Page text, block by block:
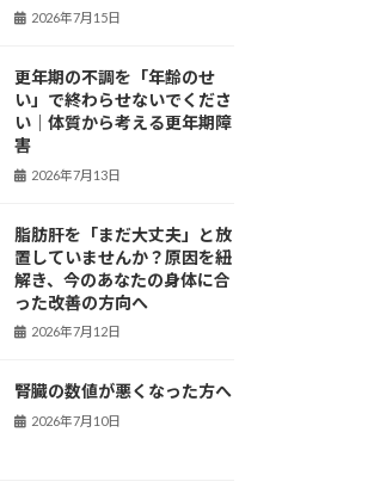
2026年7月15日
更年期の不調を「年齢のせ
い」で終わらせないでくださ
い｜体質から考える更年期障
害
2026年7月13日
脂肪肝を「まだ大丈夫」と放
置していませんか？原因を紐
解き、今のあなたの身体に合
った改善の方向へ
2026年7月12日
腎臓の数値が悪くなった方へ
2026年7月10日